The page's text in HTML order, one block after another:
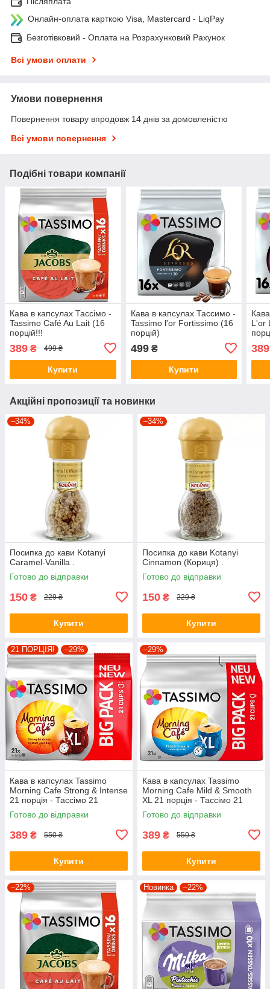
Онлайн-оплата карткою Visa, Mastercard - LiqPay
Безготівковий - Оплата на Розрахунковий Рахунок
Всі умови оплати
Умови повернення
Повернення товару впродовж 14 днів за домовленістю
Всі умови повернення
Подібні товари компанії
Кава в капсулах Тассімо -
Tassimo Café Au Lait (16
порцій!!!
389 ₴ 499 ₴
Купити
Кава в капсулах Тассимо -
Tassimo l'or Fortissimo (16
порцій)
499₴
Купити
L'or
389
Акційні пропозиції та новинки
–34%
Посипка до кави Kotanyi
Caramel-Vanilla .
Готово до відправки
150 ₴ 229 ₴
Купити
–34%
Посипка до кави Kotanyi
Cinnamon (Кориця) .
Готово до відправки
150 ₴ 229 ₴
Купити
21 ПОРЦІЯ! –29%
Кава в капсулах Tassimo
Morning Cafe Strong & Intense
21 порція - Тассімо 21
капсула BIG PACK
Готово до відправки
389 ₴ 550 ₴
Купити
–29%
Кава в капсулах Tassimo
Morning Cafe Mild & Smooth
XL 21 порція - Тассімо 21
капсула BIG PACK
Готово до відправки
389 ₴ 550 ₴
Купити
–22% Новинка –22%